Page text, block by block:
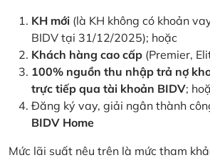
KH mới (là KH không có khoản
BIDV tại 31/12/2025); hoặc
Khách hàng cao cấp (Premier,
100% nguồn thu nhập trả nợ
trực tiếp qua tài khoản BIDV;
Đăng ký vay, giải ngân thành
BIDV Home
Mức lãi suất nêu trên là mức tham